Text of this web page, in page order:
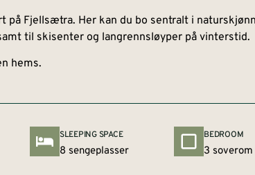
Fjellsætra. Her kan du bo sentralt i
til skisenter og langrennsløyper på vinterstid.
hems.
SLEEPING SPACE
8 sengeplasser
BEDROOM
3 soverom